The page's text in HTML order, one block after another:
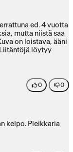
ed. 4 vuotta
mutta niistä saa
on loistava, ääni
löytyy
0 0
kelpo. Pleikkaria